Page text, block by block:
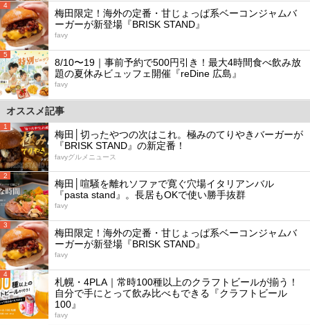
4
梅田限定！海外の定番・甘じょっぱ系ベーコンジャムバ
ーガーが新登場『BRISK STAND』
favy
5
8/10〜19｜事前予約で500円引き！最大4時間食べ飲み放
題の夏休みビュッフェ開催『reDine 広島』
favy
オススメ記事
1
梅田│切ったやつの次はこれ。極みのてりやきバーガーが
『BRISK STAND』の新定番！
favyグルメニュース
2
梅田│喧騒を離れソファで寛ぐ穴場イタリアンバル
『pasta stand』。長居もOKで使い勝手抜群
favy
3
梅田限定！海外の定番・甘じょっぱ系ベーコンジャムバ
ーガーが新登場『BRISK STAND』
favy
4
札幌・4PLA｜常時100種以上のクラフトビールが揃う！
自分で手にとって飲み比べもできる『クラフトビール
100』
favy